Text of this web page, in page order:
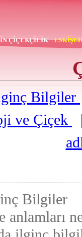
ÇİÇEKÇİLİK
Bilgiler
ve Çiçek
Bilgiler
anlamları